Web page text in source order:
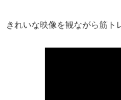
きれいな映像を観ながら筋ト